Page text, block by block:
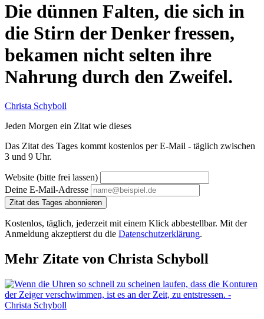
Die dünnen Falten, die sich in
die Stirn der Denker fressen,
bekamen nicht selten ihre
Nahrung durch den Zweifel.
Christa Schyboll
Jeden Morgen ein Zitat wie dieses
Das Zitat des Tages kommt kostenlos per E-Mail - täglich zwischen
3 und 9 Uhr.
Website (bitte frei lassen)
Deine E-Mail-Adresse
Zitat des Tages abonnieren
Kostenlos, täglich, jederzeit mit einem Klick abbestellbar. Mit der
Anmeldung akzeptierst du die Datenschutzerklärung.
Mehr Zitate von Christa Schyboll